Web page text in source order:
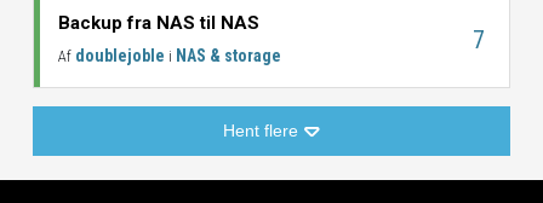
Backup fra NAS til NAS
Af doublejoble i NAS & storage
7
Hent flere